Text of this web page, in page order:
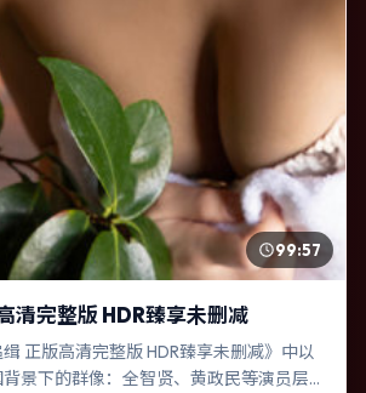
99:57
清完整版 HDR臻享未删减
正版高清完整版 HDR臻享未删减》中以
景下的群像：全智贤、黄政民等演员层